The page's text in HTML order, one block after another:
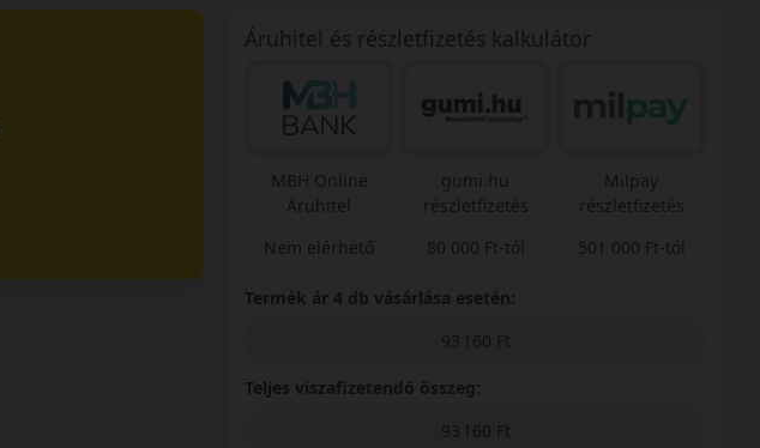
Áruhitel és részletfizetés kalkulátor
MBH Online
Áruhitel
Nem elérhető
gumi.hu
részletfizetés
80 000 Ft-tól
Milpay
részletfizetés
501 000 Ft-tól
Termék ár 4 db vásárlása esetén:
93 160 Ft
Teljes viszafizetendő összeg:
93 160 Ft